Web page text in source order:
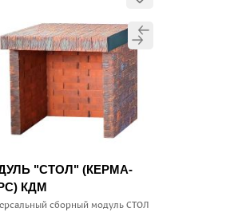
"СТОЛ" (КЕРМА-
КДМ
сборный модуль СТОЛ